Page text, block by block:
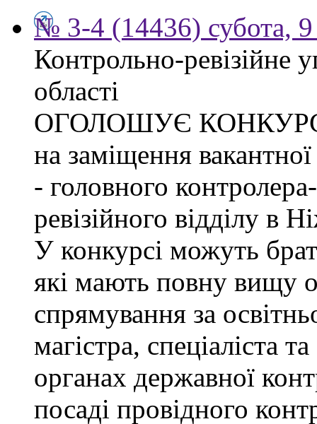
№ 3-4 (14436) субота, 9
Контрольно-ревізійне
області
ОГОЛОШУЄ
на заміщення
- головного
ревізійного відділу в
У конкурсі можуть
які мають повну вищу
спрямування за
магістра, спеціаліста
органах державної
посаді провідного